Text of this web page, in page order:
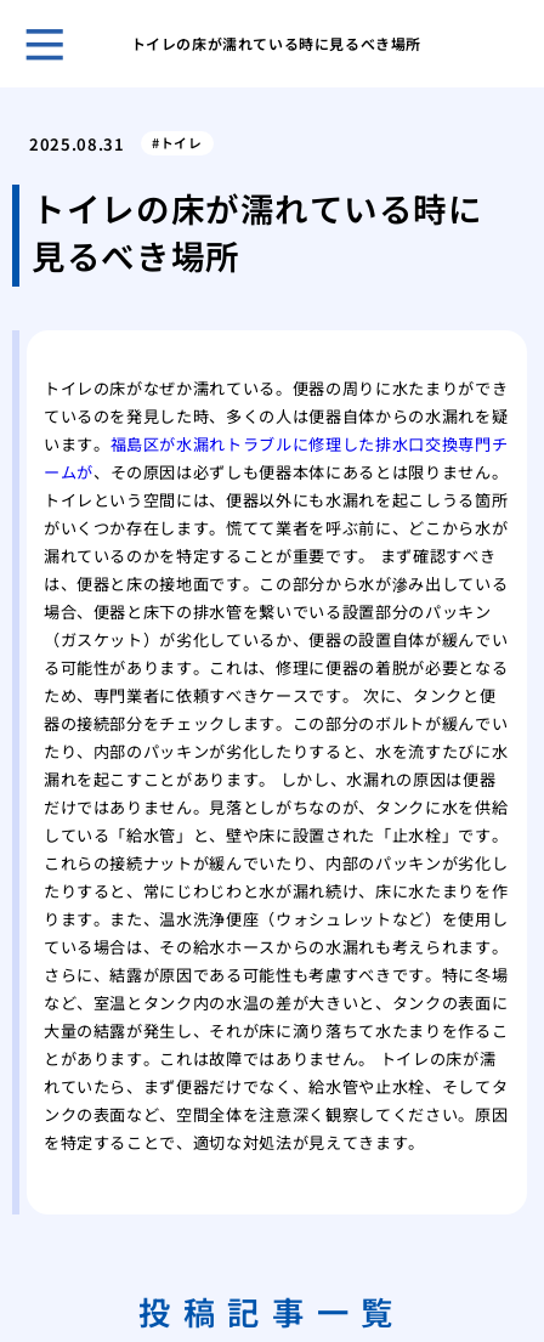
トイレの床が濡れている時に見るべき場所
修
ト
浴
お
ト
実
2025.08.31 トイレ
トイレの床が濡れている時に
見るべき場所
トイレの床がなぜか濡れている。便器の周りに水たまりができ
ているのを発見した時、多くの人は便器自体からの水漏れを疑
います。 福島区が水漏れトラブルに修理した排水口交換専門チ
ームが、その原因は必ずしも便器本体にあるとは限りません。
トイレという空間には、便器以外にも水漏れを起こしうる箇所
がいくつか存在します。慌てて業者を呼ぶ前に、どこから水が
漏れているのかを特定することが重要です。 まず確認すべき
は、便器と床の接地面です。この部分から水が滲み出している
場合、便器と床下の排水管を繋いでいる設置部分のパッキン
（ガスケット）が劣化しているか、便器の設置自体が緩んでい
る可能性があります。これは、修理に便器の着脱が必要となる
ため、専門業者に依頼すべきケースです。 次に、タンクと便
器の接続部分をチェックします。この部分のボルトが緩んでい
たり、内部のパッキンが劣化したりすると、水を流すたびに水
漏れを起こすことがあります。 しかし、水漏れの原因は便器
だけではありません。見落としがちなのが、タンクに水を供給
している「給水管」と、壁や床に設置された「止水栓」です。
これらの接続ナットが緩んでいたり、内部のパッキンが劣化し
たりすると、常にじわじわと水が漏れ続け、床に水たまりを作
ります。また、温水洗浄便座（ウォシュレットなど）を使用し
ている場合は、その給水ホースからの水漏れも考えられます。
さらに、結露が原因である可能性も考慮すべきです。特に冬場
など、室温とタンク内の水温の差が大きいと、タンクの表面に
大量の結露が発生し、それが床に滴り落ちて水たまりを作るこ
とがあります。これは故障ではありません。 トイレの床が濡
れていたら、まず便器だけでなく、給水管や止水栓、そしてタ
ンクの表面など、空間全体を注意深く観察してください。原因
を特定することで、適切な対処法が見えてきます。
投稿記事一覧